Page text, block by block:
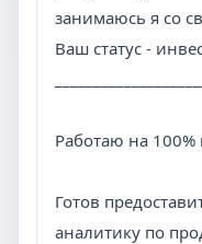
занимаюсь я со
Ваш статус -
Работаю на 100%
Готов
аналитику по